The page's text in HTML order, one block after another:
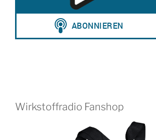
Wirkstoffradio Fanshop